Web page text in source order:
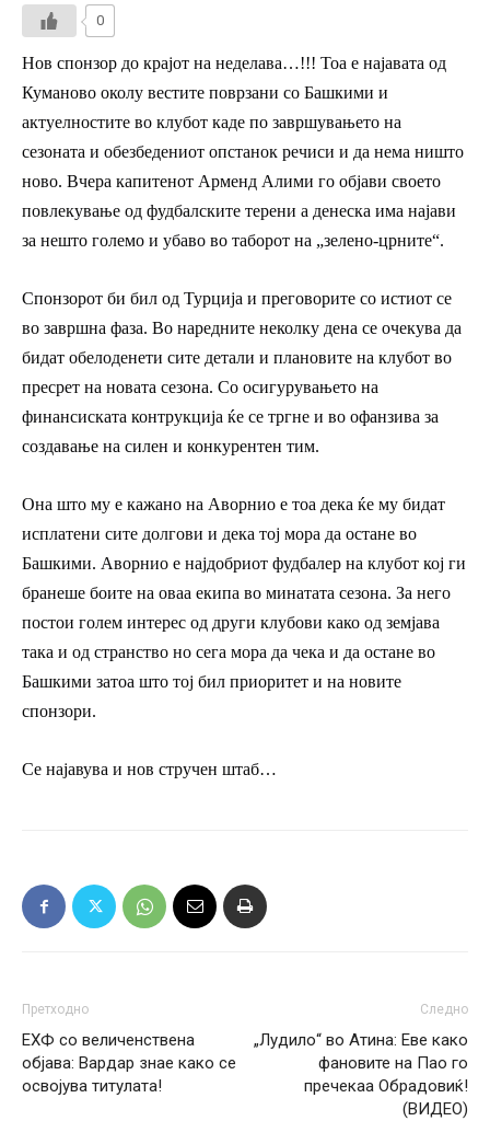
0
Нов спонзор до крајот на неделава…!!! Тоа е најавата од
Куманово околу вестите поврзани со Башкими и
актуелностите во клубот каде по завршувањето на
сезоната и обезбедениот опстанок речиси и да нема ништо
ново. Вчера капитенот Арменд Алими го објави своето
повлекување од фудбалските терени а денеска има најави
за нешто големо и убаво во таборот на „зелено-црните“.
Спонзорот би бил од Турција и преговорите со истиот се
во завршна фаза. Во наредните неколку дена се очекува да
бидат обелоденети сите детали и плановите на клубот во
пресрет на новата сезона. Со осигурувањето на
финансиската контрукција ќе се тргне и во офанзива за
создавање на силен и конкурентен тим.
Она што му е кажано на Аворнио е тоа дека ќе му бидат
исплатени сите долгови и дека тој мора да остане во
Башкими. Аворнио е најдобриот фудбалер на клубот кој ги
бранеше боите на оваа екипа во минатата сезона. За него
постои голем интерес од други клубови како од земјава
така и од странство но сега мора да чека и да остане во
Башкими затоа што тој бил приоритет и на новите
спонзори.
Се најавува и нов стручен штаб…
Претходно
ЕХФ со величенствена
објава: Вардар знае како се
освојува титулата!
Следно
„Лудило“ во Атина: Еве како
фановите на Пао го
пречекаа Обрадовиќ!
(ВИДЕО)